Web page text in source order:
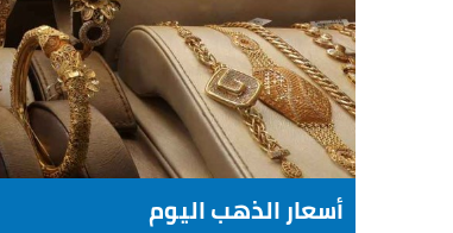
أسعار الذهب اليوم